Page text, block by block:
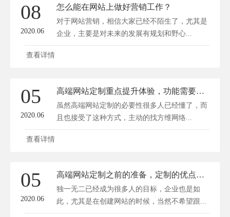
08
2020.06
怎么能在网站上做好营销工作？
对于网站营销，相信大家已经不陌生了，尤其是
企业，主要是对未来的发展有规划和野心...
查看详情
05
2020.06
高端网站定制重点提升体验，功能需要适可而止
虽然高端网站定制的必要性很多人已经懂了，而
且也接受了这种方式，主动的找方维网络...
查看详情
05
2020.06
高端网站定制之前的准备，定制的优点有哪些？
独一无二已经成为很多人的目标，企业也是如
此，尤其是在创建网站的时候，当然不希望跟...